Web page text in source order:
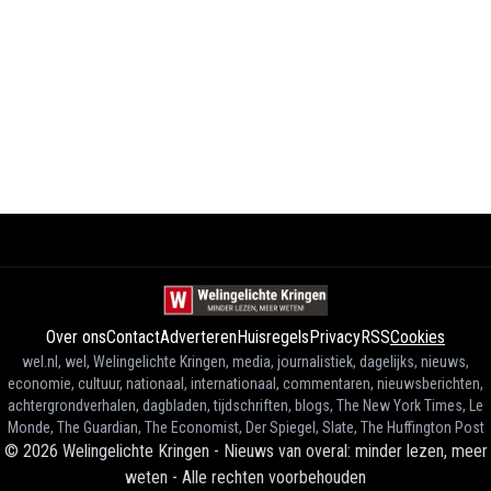
Over onsContactAdverterenHuisregelsPrivacyRSSCookies
wel.nl, wel, Welingelichte Kringen, media, journalistiek, dagelijks, nieuws,
economie, cultuur, nationaal, internationaal, commentaren, nieuwsberichten,
achtergrondverhalen, dagbladen, tijdschriften, blogs, The New York Times, Le
Monde, The Guardian, The Economist, Der Spiegel, Slate, The Huffington Post
© 2026 Welingelichte Kringen - Nieuws van overal: minder lezen, meer
weten - Alle rechten voorbehouden